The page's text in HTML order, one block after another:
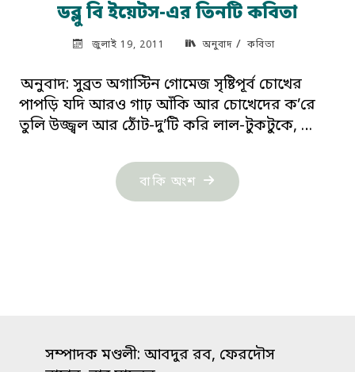
ডব্লু বি ইয়েটস-এর তিনটি কবিতা
জুলাই 19, 2011 অনুবাদ / কবিতা
অনুবাদ: সুব্রত অগাস্টিন গোমেজ সৃষ্টিপূর্ব চোখের
পাপড়ি যদি আরও গাঢ় আঁকি আর চোখেদের ক’রে
তুলি উজ্জ্বল আর ঠোঁট-দু’টি করি লাল-টুকটুকে, …
বাকি অংশ "ডব্লু
বি
সম্পাদক মণ্ডলী: আবদুর রব, ফেরদৌস